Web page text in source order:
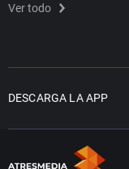
Ver todo
DESCARGA LA APP